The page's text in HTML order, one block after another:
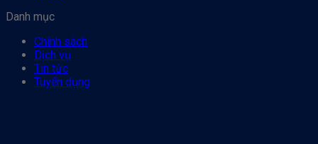
Danh mục
Chính sách
Dịch vụ
Tin tức
Tuyển dụng